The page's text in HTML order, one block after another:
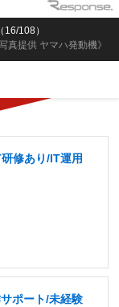
写真提供 ヤマハ発動機》
108）
修あり/IT運用
ポート/未経験